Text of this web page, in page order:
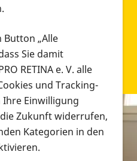
Button „Alle
Sie damit
RETINA e. V. alle
und Tracking-
Ihre Einwilligung
Zukunft widerrufen,
Kategorien in den